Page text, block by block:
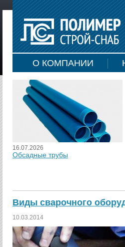
О КОМПАНИИ
16.07.2026
Обсадные трубы
Виды сварочного
10.03.2014